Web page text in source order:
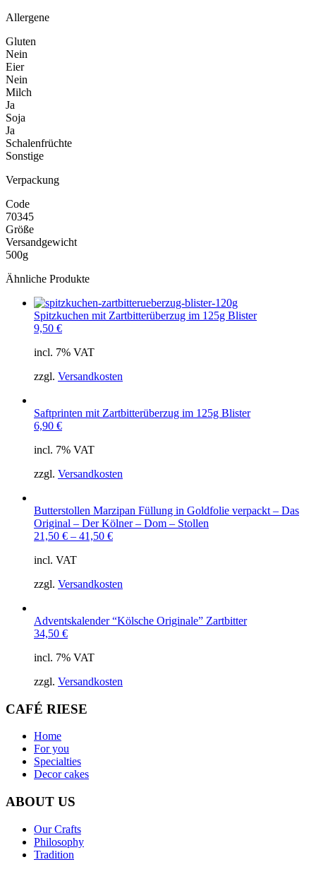
Allergene
Gluten
Nein
Eier
Nein
Milch
Ja
Soja
Ja
Schalenfrüchte
Sonstige
Verpackung
Code
70345
Größe
Versandgewicht
500g
Ähnliche Produkte
Spitzkuchen mit Zartbitterüberzug im 125g Blister
9,50 €
incl. 7% VAT
zzgl. Versandkosten
Saftprinten mit Zartbitterüberzug im 125g Blister
6,90 €
incl. 7% VAT
zzgl. Versandkosten
Butterstollen Marzipan Füllung in Goldfolie verpackt – Das
Original – Der Kölner – Dom – Stollen
21,50 € – 41,50 €
incl. VAT
zzgl. Versandkosten
Adventskalender “Kölsche Originale” Zartbitter
34,50 €
incl. 7% VAT
zzgl. Versandkosten
CAFÉ RIESE
Home
For you
Specialties
Decor cakes
ABOUT US
Our Crafts
Philosophy
Tradition